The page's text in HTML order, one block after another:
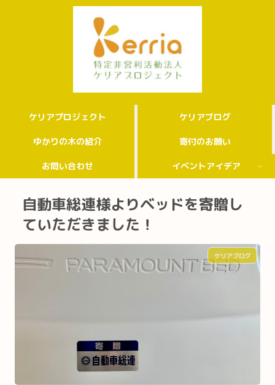
ケリアプロジェクト ケリアブログ
ゆかりの木の紹介 寄付のお願い
お問い合わせ イベントアイデア
自動車総連様よりベッドを寄贈し
ていただきました！
ケリアブログ